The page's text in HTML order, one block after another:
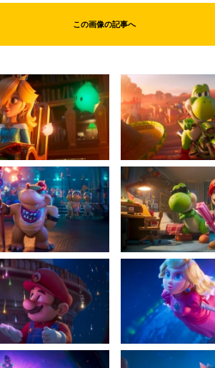
この画像の記事へ